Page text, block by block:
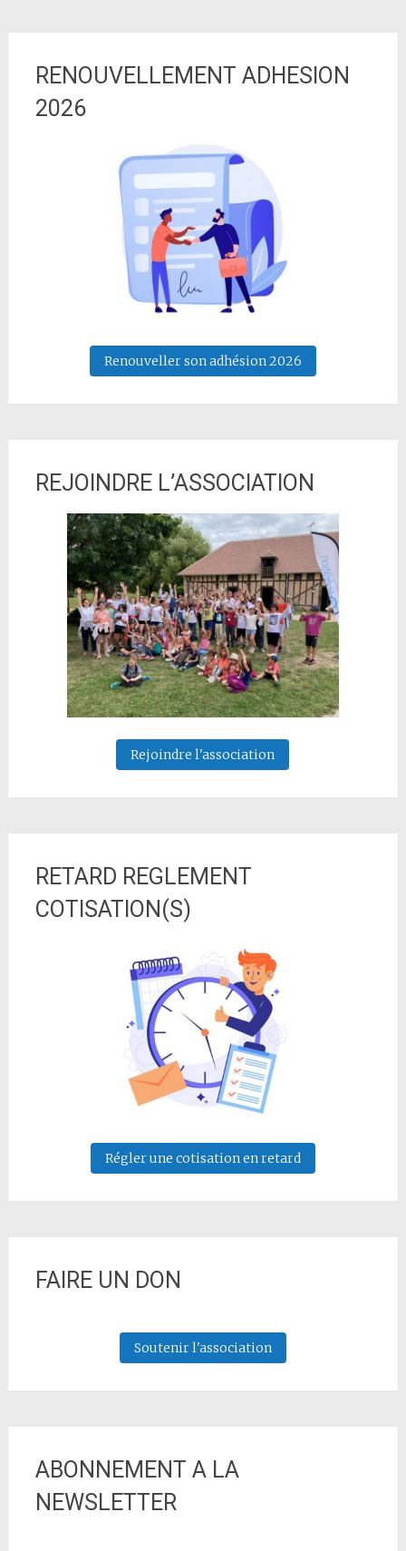
RENOUVELLEMENT ADHESION
2026
Renouveller son adhésion 2026
REJOINDRE L’ASSOCIATION
Rejoindre l'association
RETARD REGLEMENT
COTISATION(S)
Régler une cotisation en retard
FAIRE UN DON
Soutenir l'association
ABONNEMENT A LA
NEWSLETTER